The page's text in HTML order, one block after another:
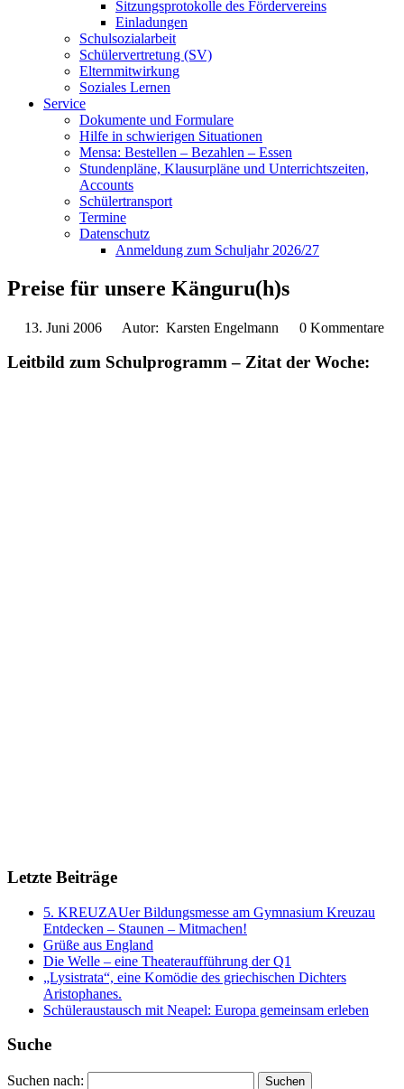
Sitzungsprotokolle des Fördervereins
Einladungen
Schulsozialarbeit
Schülervertretung (SV)
Elternmitwirkung
Soziales Lernen
Service
Dokumente und Formulare
Hilfe in schwierigen Situationen
Mensa: Bestellen – Bezahlen – Essen
Stundenpläne, Klausurpläne und Unterrichtszeiten,
Accounts
Schülertransport
Termine
Datenschutz
Anmeldung zum Schuljahr 2026/27
Preise für unsere Känguru(h)s
13. Juni 2006 Autor: Karsten Engelmann 0 Kommentare
Leitbild zum Schulprogramm – Zitat der Woche:
Letzte Beiträge
5. KREUZAUer Bildungsmesse am Gymnasium Kreuzau
Entdecken – Staunen – Mitmachen!
Grüße aus England
Die Welle – eine Theateraufführung der Q1
„Lysistrata“, eine Komödie des griechischen Dichters
Aristophanes.
Schüleraustausch mit Neapel: Europa gemeinsam erleben
Suche
Suchen nach: